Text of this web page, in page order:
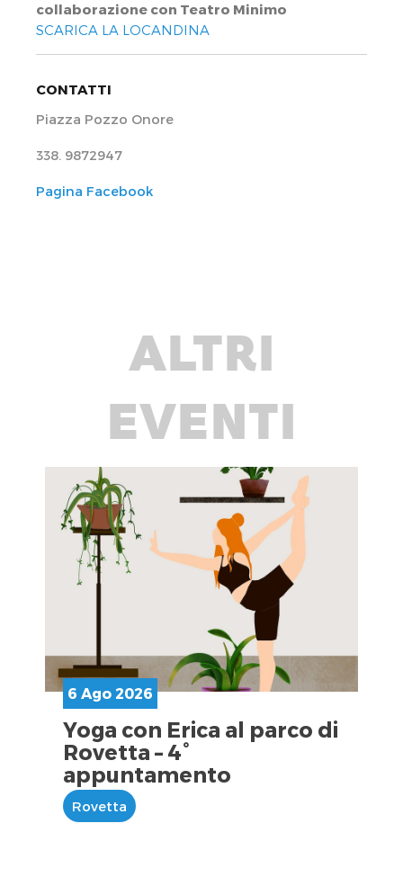
collaborazione con Teatro Minimo
SCARICA LA LOCANDINA
CONTATTI
Piazza Pozzo Onore
338. 9872947
Pagina Facebook
ALTRI
EVENTI
6 Ago 2026
Yoga con Erica al parco di
Rovetta – 4°
appuntamento
Rovetta